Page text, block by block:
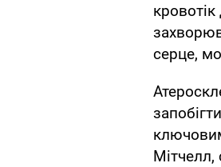
серце,
Мітчелл,